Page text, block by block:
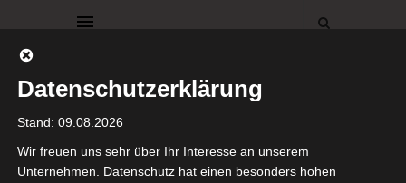
Datenschutzerklärung
Stand: 09.08.2026
Wir freuen uns sehr über Ihr Interesse an unserem
Unternehmen. Datenschutz hat einen besonders hohen